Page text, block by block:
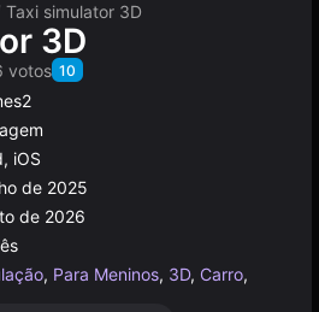
Taxi simulator 3D
3D
votos 10
iOS
de 2025
de 2026
, Para Meninos, 3D, Carro,